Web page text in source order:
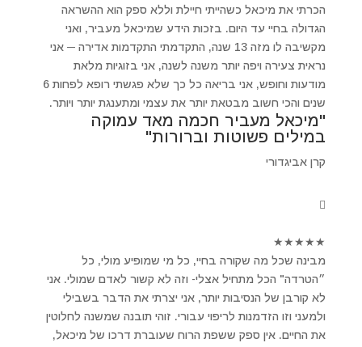
הכרתי את מיכאל כשהייתי חיילת וללא ספק הוא ההשראה
הגדולה בחיי עד היום. בזכות הידע שמיכאל מעביר, ואני
מקשיבה לו מזה 13 שנה, התקדמתי התקדמות אדירה ─ אני
נראית צעירה ויפה יותר משנה לשנה, אני בזוגיות מלאת
מודעות וחופש, אני בריאה כל כך שלא פגשתי רופא לפחות 6
שנים והכי חשוב מבטאת יותר את עצמי ומתענגת יותר ויותר.
"מיכאל מעביר חכמה מאד עמוקה
במילים פשוטות וברורות"
קרן אביגדורי
★
★
★
★
★
מבינה שכל מה שקורה בחיי, כל מי שמופיע מולי, כל
״הטרדה" הכל מתחיל אצלי- וזה לא קשור לאדם שמולי. אני
לא קורבן של הנסיבות יותר, אני יצרתי את הדבר בשבילי
ולמעני וזו הזדמנות לריפוי עבורי. זוהי תובנה שמשנה לחלוטין
את החיים. אין ספק ששפת הרוח שעוברת דרכו של מיכאל,